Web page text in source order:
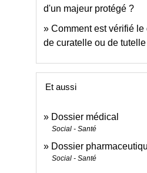
d'un majeur protégé ?
Comment est vérifié
de curatelle ou de
Et aussi
Dossier médical
Social - Santé
Dossier
Social - Santé